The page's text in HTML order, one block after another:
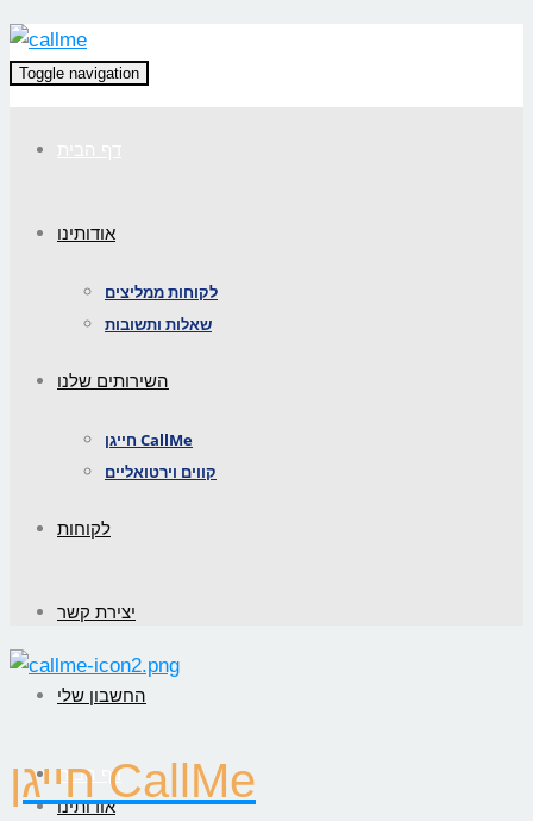
Toggle navigation
אודותינו
לקוחות ממליצים
שאלות ותשובות
השירותים שלנו
חייגן CallMe
קווים וירטואליים
לקוחות
יצירת קשר
החשבון שלי
דף הבית
אודותינוחייגן CallMe